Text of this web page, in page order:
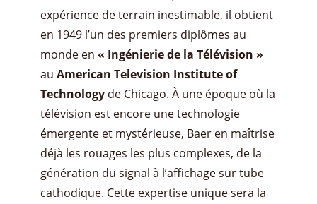
expérience de terrain inestimable, il obtient
en 1949 l’un des premiers diplômes au
monde en « Ingénierie de la Télévision »
au American Television Institute of
Technology de Chicago. À une époque où la
télévision est encore une technologie
émergente et mystérieuse, Baer en maîtrise
déjà les rouages les plus complexes, de la
génération du signal à l’affichage sur tube
cathodique. Cette expertise unique sera la